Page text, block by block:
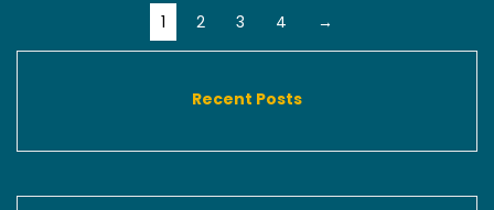
1 2 3 4 →
Recent Posts